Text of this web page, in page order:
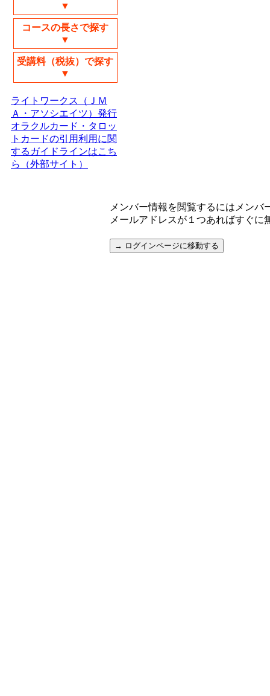
▼
コースの長さで探す
▼
受講料（税抜）で探す
▼
ライトワークス（ＪＭ
Ａ・アソシエイツ）発行
オラクルカード・タロッ
トカードの引用利用に関
するガイドラインはこち
ら（外部サイト）
メンバー情報を閲覧するにはメン
メールアドレスが１つあればすぐに